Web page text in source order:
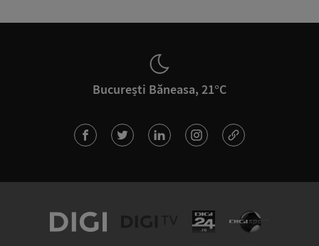
București Băneasa, 21°C